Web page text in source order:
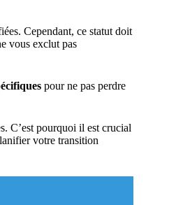
Cependant, ce statut doit
vous exclut pas
pour ne pas perdre
C’est pourquoi il est crucial
votre transition